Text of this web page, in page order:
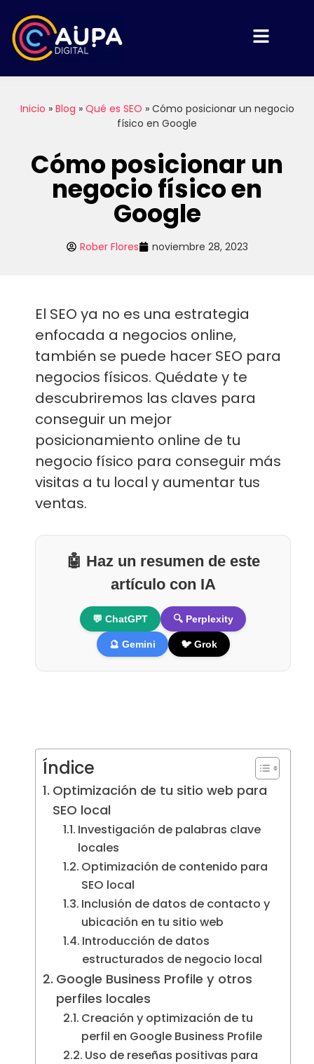
Inicio » Blog » Qué es SEO » Cómo posicionar un negocio
físico en Google
Cómo posicionar un
negocio físico en
Google
Rober Flores noviembre 28, 2023
El SEO ya no es una estrategia
enfocada a negocios online,
también se puede hacer SEO para
negocios físicos. Quédate y te
descubriremos las claves para
conseguir un mejor
posicionamiento online de tu
negocio físico para conseguir más
visitas a tu local y aumentar tus
ventas.
🤖 Haz un resumen de este
artículo con IA
💬 ChatGPT 🔍 Perplexity
🔮 Gemini 🐦 Grok
Índice
Optimización de tu sitio web para
SEO local
Investigación de palabras clave
locales
Optimización de contenido para
SEO local
Inclusión de datos de contacto y
ubicación en tu sitio web
Introducción de datos
estructurados de negocio local
Google Business Profile y otros
perfiles locales
Creación y optimización de tu
perfil en Google Business Profile
Uso de reseñas positivas para